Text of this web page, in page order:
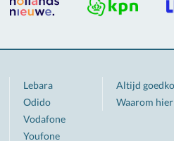
Lebara
Odido
Vodafone
Youfone
Altijd
Waarom